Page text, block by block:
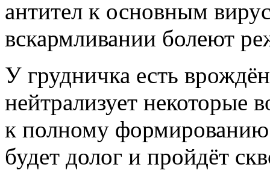
антител к основным
вскармливании болеют
У грудничка есть
нейтрализует некоторые
к полному
будет долог и пройдёт